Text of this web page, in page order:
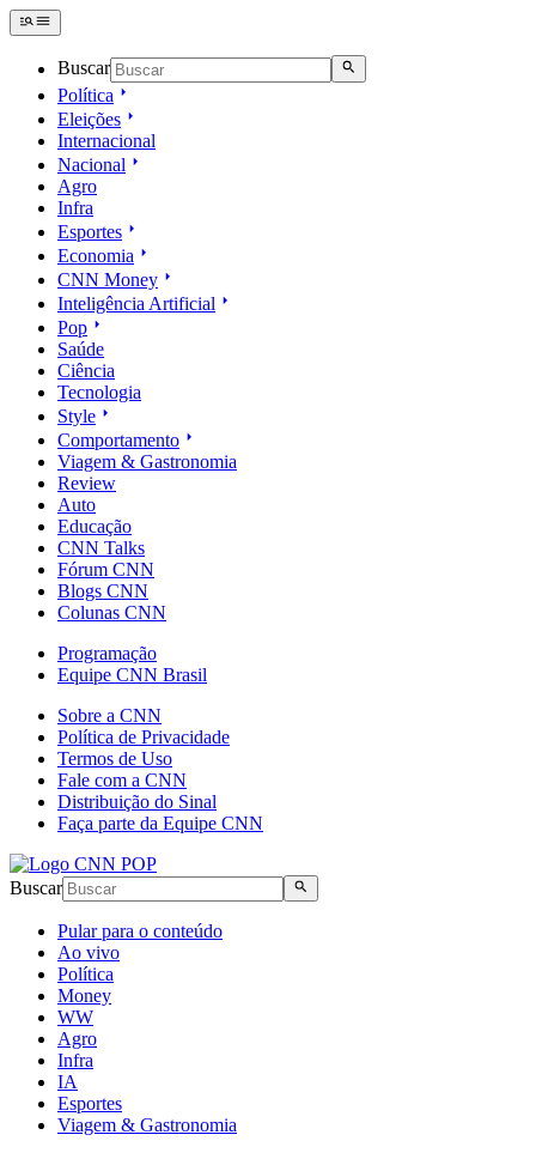
Buscar
Política
Eleições
Internacional
Nacional
Agro
Infra
Esportes
Economia
CNN Money
Inteligência Artificial
Pop
Saúde
Ciência
Tecnologia
Style
Comportamento
Viagem & Gastronomia
Review
Auto
Educação
CNN Talks
Fórum CNN
Blogs CNN
Colunas CNN
Programação
Equipe CNN Brasil
Sobre a CNN
Política de Privacidade
Termos de Uso
Fale com a CNN
Distribuição do Sinal
Faça parte da Equipe CNN
Buscar
Pular para o conteúdo
Ao vivo
Política
Money
WW
Agro
Infra
IA
Esportes
Viagem & Gastronomia